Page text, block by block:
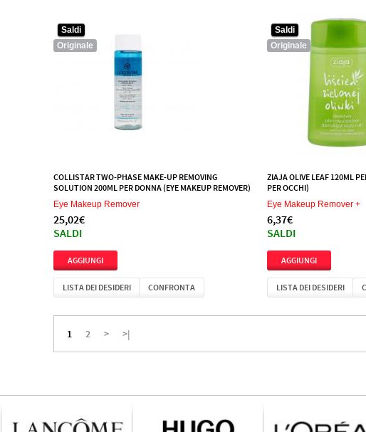
Saldi
Originale
COLLISTAR TWO-PHASE MAKE-UP REMOVING
SOLUTION 200ML PER DONNA (EYE MAKEUP REMOVER)
Eye Makeup Remover
25,02€
SALDI
LISTA DEI DESIDERI CONFRONTA
Saldi
Originale
ZIAJA OLIVE LEAF 120ML
PER OCCHI)
Eye Makeup Remover +
6,37€
SALDI
LISTA DEI DESIDERI
1 2 > >|